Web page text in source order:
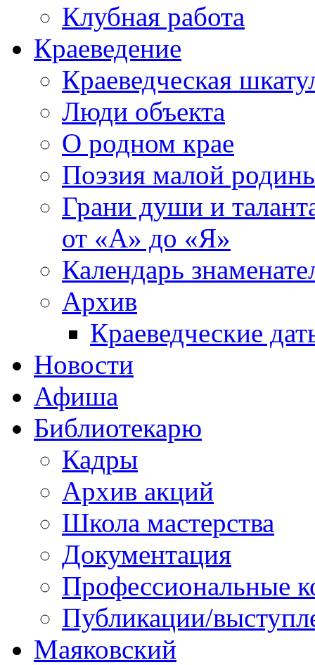
Клубная работа
Краеведение
Краеведческая
Люди объекта
О родном крае
Поэзия малой
Грани души и
от «А» до «Я»
Календарь
Архив
Краеведческие
Новости
Афиша
Библиотекарю
Кадры
Архив акций
Школа мастерства
Документация
Профессиональные
Публикации/
Маяковский